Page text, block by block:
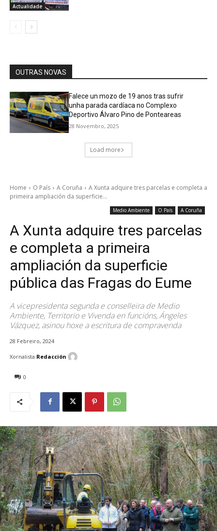
Actualidade
OUTRAS NOVAS
Falece un mozo de 19 anos tras sufrir
unha parada cardíaca no Complexo
Deportivo Álvaro Pino de Ponteareas
28 Novembro, 2025
Load more